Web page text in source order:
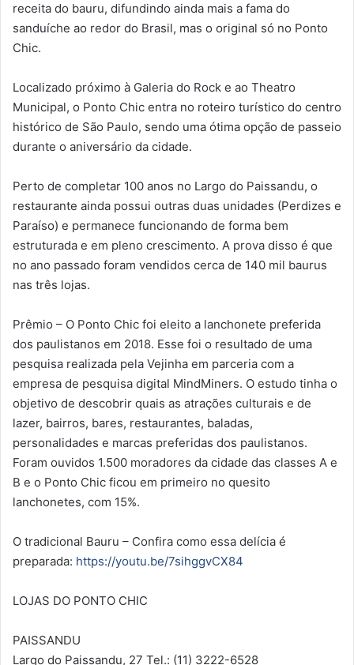
receita do bauru, difundindo ainda mais a fama do
sanduíche ao redor do Brasil, mas o original só no Ponto
Chic.
Localizado próximo à Galeria do Rock e ao Theatro
Municipal, o Ponto Chic entra no roteiro turístico do centro
histórico de São Paulo, sendo uma ótima opção de passeio
durante o aniversário da cidade.
Perto de completar 100 anos no Largo do Paissandu, o
restaurante ainda possui outras duas unidades (Perdizes e
Paraíso) e permanece funcionando de forma bem
estruturada e em pleno crescimento. A prova disso é que
no ano passado foram vendidos cerca de 140 mil baurus
nas três lojas.
Prêmio – O Ponto Chic foi eleito a lanchonete preferida
dos paulistanos em 2018. Esse foi o resultado de uma
pesquisa realizada pela Vejinha em parceria com a
empresa de pesquisa digital MindMiners. O estudo tinha o
objetivo de descobrir quais as atrações culturais e de
lazer, bairros, bares, restaurantes, baladas,
personalidades e marcas preferidas dos paulistanos.
Foram ouvidos 1.500 moradores da cidade das classes A e
B e o Ponto Chic ficou em primeiro no quesito
lanchonetes, com 15%.
O tradicional Bauru – Confira como essa delícia é
preparada: https://youtu.be/7sihggvCX84
LOJAS DO PONTO CHIC
PAISSANDU
Largo do Paissandu, 27 Tel.: (11) 3222-6528